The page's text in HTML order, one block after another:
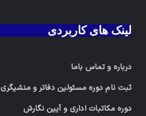
لینک های کاربردی
درباره و تماس باما
ثبت نام دوره مسئولین دفاتر و منشیگری
دوره مکاتبات اداری و آیین نگارش